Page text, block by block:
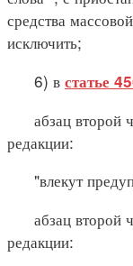
средства
исключить;
6) в статье
абзац второй
редакции:
"влекут
абзац второй
редакции: